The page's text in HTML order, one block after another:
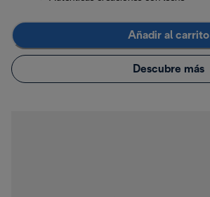
Añadir al carrito
Descubre más